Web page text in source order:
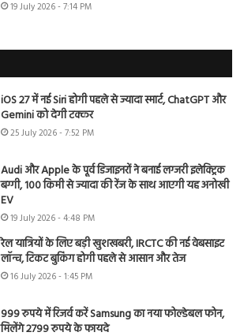
19 July 2026 - 7:14 PM
iOS 27 में नई Siri होगी पहले से ज्यादा स्मार्ट, ChatGPT और
Gemini को देगी टक्कर
25 July 2026 - 7:52 PM
Audi और Apple के पूर्व डिजाइनरों ने बनाई लग्जरी इलेक्ट्रिक
बग्गी, 100 किमी से ज्यादा की रेंज के साथ आएगी यह अनोखी
EV
19 July 2026 - 4:48 PM
रेल यात्रियों के लिए बड़ी खुशखबरी, IRCTC की नई वेबसाइट
लॉन्च, टिकट बुकिंग होगी पहले से आसान और तेज
16 July 2026 - 1:45 PM
999 रुपये में रिजर्व करें Samsung का नया फोल्डेबल फोन,
मिलेंगे 2799 रुपये के फायदे